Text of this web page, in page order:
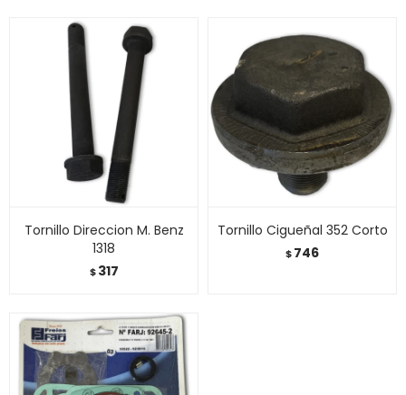
Tornillo Direccion M. Benz
1318
$ 317
Tornillo Cigueñal 352 Corto
$746